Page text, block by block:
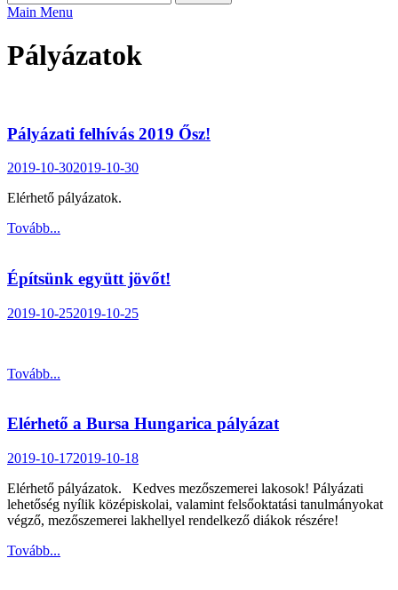
Main Menu
Pályázatok
Pályázati felhívás 2019 Ősz!
2019-10-302019-10-30
Elérhető pályázatok.
Tovább...
Építsünk együtt jövőt!
2019-10-252019-10-25
Tovább...
Elérhető a Bursa Hungarica pályázat
2019-10-172019-10-18
Elérhető pályázatok. Kedves mezőszemerei lakosok! Pályázati
lehetőség nyílik középiskolai, valamint felsőoktatási tanulmányokat
végző, mezőszemerei lakhellyel rendelkező diákok részére!
Tovább...